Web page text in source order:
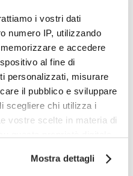
i vostri dati
numero IP, utilizzando
e accedere
al fine di
personalizzati, misurare
il pubblico e sviluppare
scegliere chi utilizza i
vostre scelte in materia di
consenso in qualsiasi
Mostra dettagli
delle proprie abilità
e responsabile
Conoscere le
il percorso
lavorativo.